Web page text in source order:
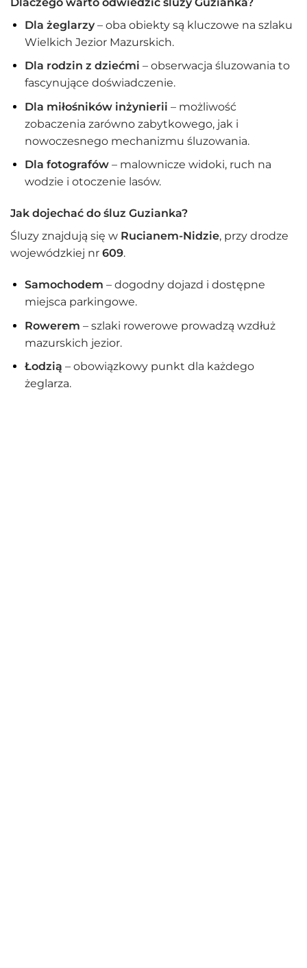
Dla żeglarzy– oba obiekty są kluczowe na szlaku
Wielkich Jezior Mazurskich.
Dla rodzin z dziećmi – obserwacja śluzowania to
fascynujące doświadczenie.
Dla miłośników inżynierii – możliwość
zobaczenia zarówno zabytkowego, jak i
nowoczesnego mechanizmu śluzowania.
Dla fotografów– malownicze widoki, ruch na
wodzie i otoczenie lasów.
Jak dojechać do śluz Guzianka?
Śluzy znajdują się w Rucianem-Nidzie, przy drodze
wojewódzkiej nr 609.
Samochodem – dogodny dojazd i dostępne
miejsca parkingowe.
Rowerem – szlaki rowerowe prowadzą wzdłuż
mazurskich jezior.
Łodzią – obowiązkowy punkt dla każdego
żeglarza.